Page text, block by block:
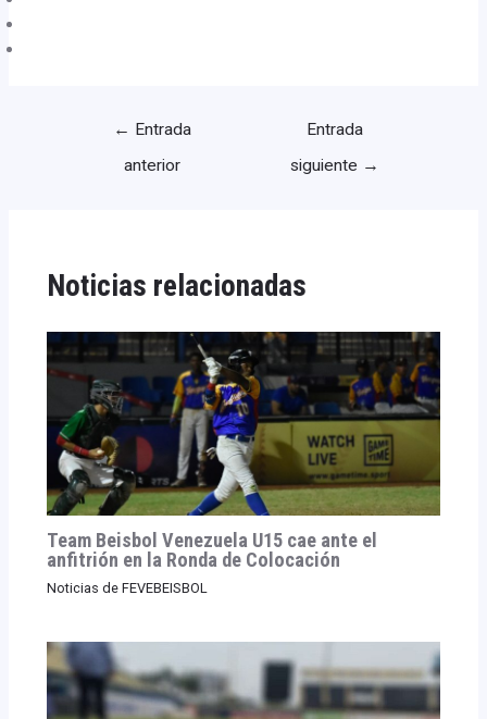
← Entrada
anterior
Entrada
siguiente →
Noticias relacionadas
Team Beisbol Venezuela U15 cae ante el
anfitrión en la Ronda de Colocación
Noticias de FEVEBEISBOL